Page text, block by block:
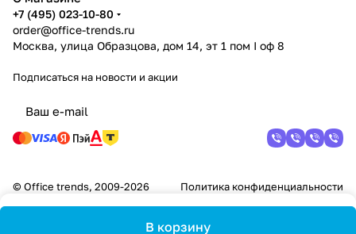
В корзину
+7 (495) 023-10-80
order@office-trends.ru
Москва, улица Образцова, дом 14, эт 1 пом I оф 8
Подписаться на новости и акции
© Office trends, 2009-2026 Политика конфиденциальности